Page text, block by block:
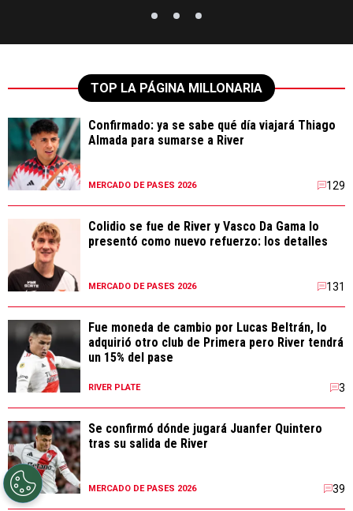
TOP LA PÁGINA MILLONARIA
Confirmado: ya se sabe qué día viajará Thiago
Almada para sumarse a River
MERCADO DE PASES 2026 129
Colidio se fue de River y Vasco Da Gama lo
presentó como nuevo refuerzo: los detalles
MERCADO DE PASES 2026 131
Fue moneda de cambio por Lucas Beltrán, lo
adquirió otro club de Primera pero River tendrá
un 15% del pase
RIVER PLATE 3
Se confirmó dónde jugará Juanfer Quintero
tras su salida de River
MERCADO DE PASES 2026 39